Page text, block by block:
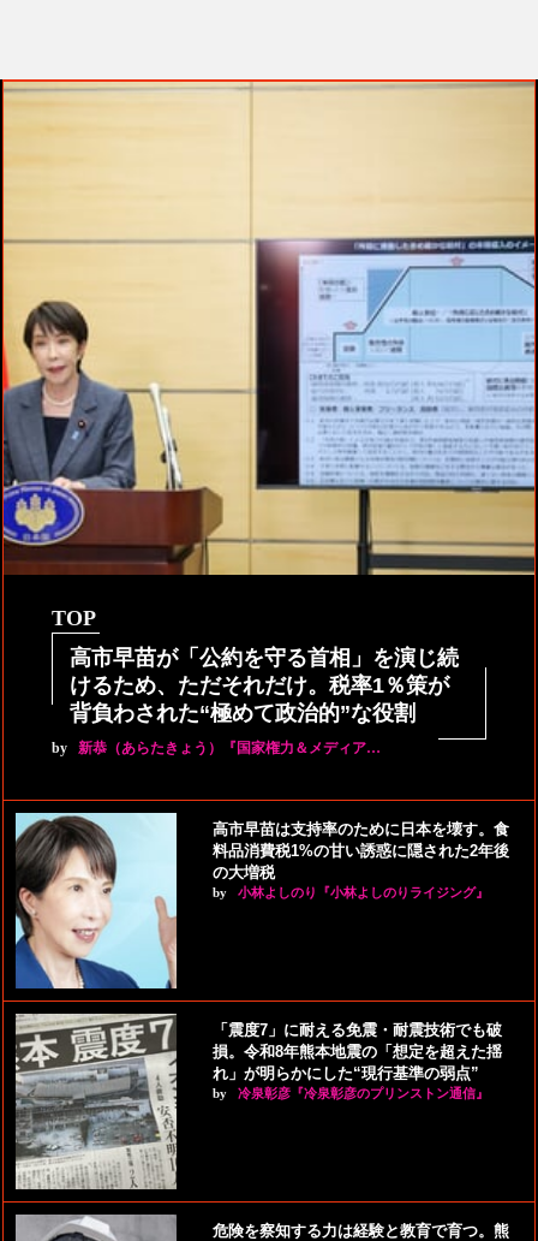
TOP
高市早苗が「公約を守る首相」を演じ続
けるため、ただそれだけ。税率1％策が
背負わされた“極めて政治的”な役割
by 新恭（あらたきょう）『国家権力＆メディア…
高市早苗は支持率のために日本を壊す。食
料品消費税1%の甘い誘惑に隠された2年後
の大増税
by 小林よしのり『小林よしのりライジング』
「震度7」に耐える免震・耐震技術でも破
損。令和8年熊本地震の「想定を超えた揺
れ」が明らかにした“現行基準の弱点”
by 冷泉彰彦『冷泉彰彦のプリンストン通信』
危険を察知する力は経験と教育で育つ。熊